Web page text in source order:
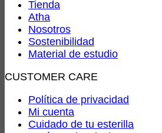
Tienda
Atha
Nosotros
Sostenibilidad
Material de estudio
CUSTOMER CARE
Política de privacidad
Mi cuenta
Cuidado de tu esterilla